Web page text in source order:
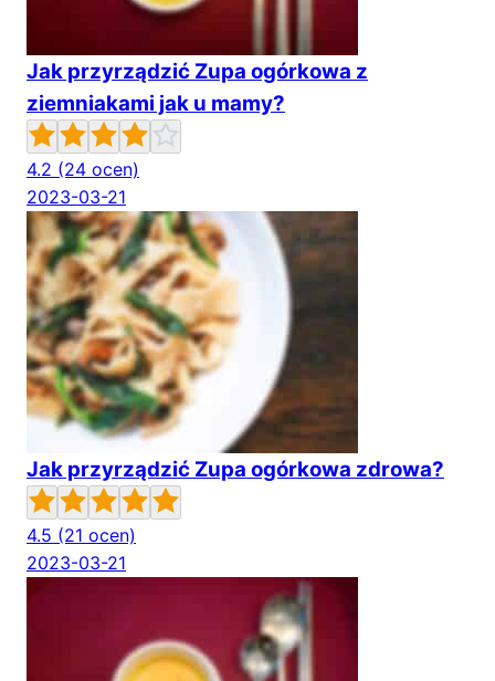
Jak przyrządzić Zupa ogórkowa z
ziemniakami jak u mamy?
4.2 (24 ocen)
2023-03-21
Jak przyrządzić Zupa ogórkowa zdrowa?
4.5 (21 ocen)
2023-03-21